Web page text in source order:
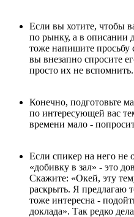
Если вы хотите, чтобы
по рынку, а в описании
тоже напишите просьбу
вы внезапно спросите
просто их не вспомнить.
Конечно, подготовьте
по интересующей вас
времени мало -
Если спикер на него не
«добивку в зал» - это
Скажите: «Окей, эту
раскрыть. Я предлагаю
тоже интересна -
доклада». Так редко